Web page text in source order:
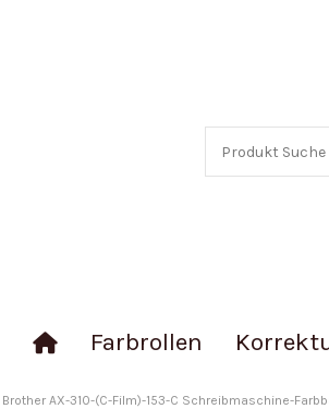
Farbrollen
AX-310-(C-Film)-153-C Schreibmaschine-